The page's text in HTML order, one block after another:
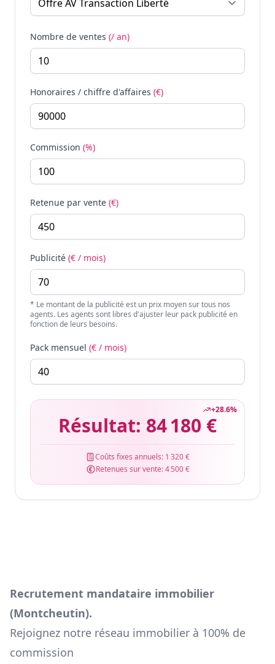
Nombre de ventes (/ an)
Honoraires / chiffre d'affaires (€)
Commission (%)
Retenue par vente (€)
Publicité (€ / mois)
* Le montant de la publicité est un prix moyen sur tous nos
agents. Les agents sont libres d'ajuster leur pack publicité en
fonction de leurs besoins.
Pack mensuel (€ / mois)
+28.6%
Résultat: 84 180 €
Coûts fixes annuels: 1 320 €
Retenues sur vente:4 500 €
Recrutement mandataire immobilier
(Montcheutin).
Rejoignez notre réseau immobilier à 100% de
commission